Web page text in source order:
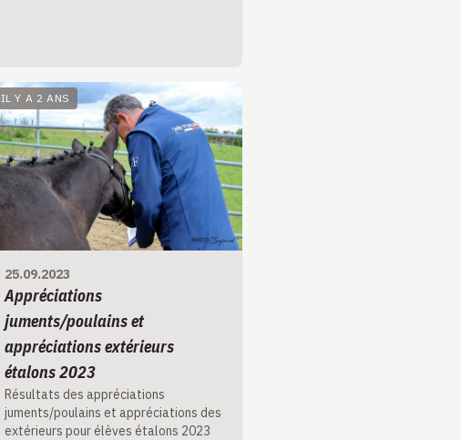
IL Y A 2 ANS
25.09.2023
Appréciations
juments/poulains et
appréciations extérieurs
étalons 2023
Résultats des appréciations
juments/poulains et appréciations des
extérieurs pour élèves étalons 2023